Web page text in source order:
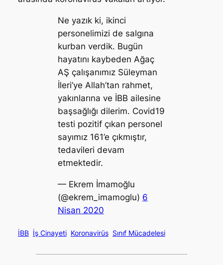
Ne yazık ki, ikinci
personelimizi de salgına
kurban verdik. Bugün
hayatını kaybeden Ağaç
AŞ çalışanımız Süleyman
İleri’ye Allah’tan rahmet,
yakınlarına ve İBB ailesine
başsağlığı dilerim. Covid19
testi pozitif çıkan personel
sayımız 161’e çıkmıştır,
tedavileri devam
etmektedir.
— Ekrem İmamoğlu
(@ekrem_imamoglu) 6
Nisan 2020
İBB İş Cinayeti Koronavirüs Sınıf Mücadelesi